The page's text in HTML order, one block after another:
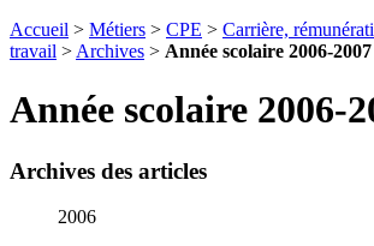
Accueil > Métiers > CPE > Carrière,
travail > Archives > Année scolaire 2006-2007
Année scolaire 2006-
Archives des articles
2006